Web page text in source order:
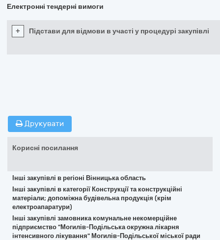
Електронні тендерні вимоги
+ Підстави для відмови в участі у процедурі закупівлі
Друкувати
Корисні посилання
Інші закупівлі в регіоні Вінницька область
Інші закупівлі в категорії Конструкції та конструкційні
матеріали; допоміжна будівельна продукція (крім
електроапаратури)
Інші закупівлі замовника комунальне некомерційне
підприємство "Могилів-Подільська окружна лікарня
інтенсивного лікування" Могилів-Подільської міської ради